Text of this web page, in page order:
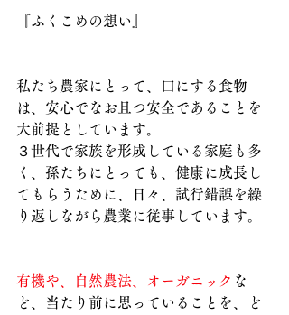
『ふくこめの想い』
私たち農家にとって、口にする食物
は、安心でなお且つ安全であることを
大前提としています。
３世代で家族を形成している家庭も多
く、孫たちにとっても、健康に成長し
てもらうために、日々、試行錯誤を繰
り返しながら農業に従事しています。
有機や、自然農法、オーガニック な
ど、当たり前に思っていることを、ど